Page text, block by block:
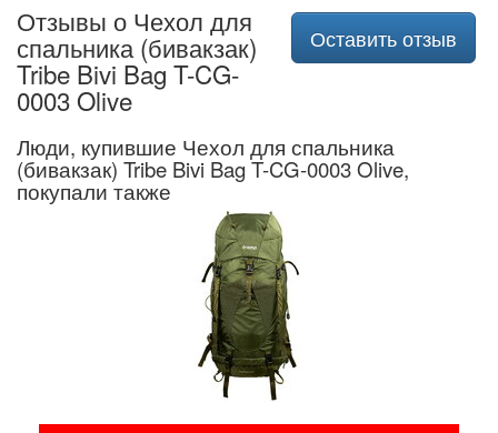
Оставить отзыв
Отзывы о Чехол для
спальника (бивакзак)
Tribe Bivi Bag T-CG-
0003 Olive
Люди, купившие Чехол для спальника
(бивакзак) Tribe Bivi Bag T-CG-0003 Olive,
покупали также